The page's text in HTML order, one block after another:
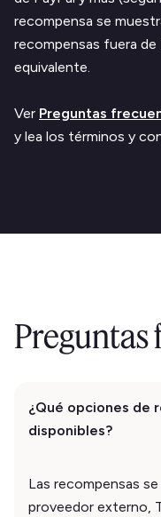
recompensa se
recompensas fuera de
equivalente.
Ver Preguntas
y lea los términos y
Preguntas
¿Qué opciones de
disponibles?
Las recompensas
proveedor externo,